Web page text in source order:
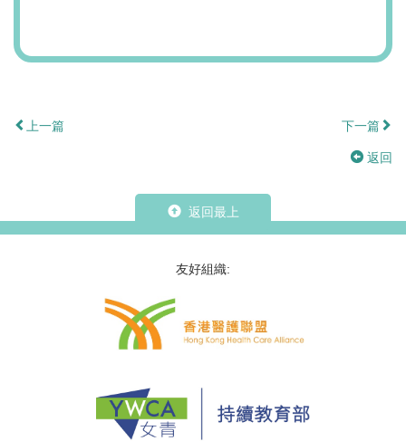
上一篇 下一篇
返回
返回最上
友好組織: